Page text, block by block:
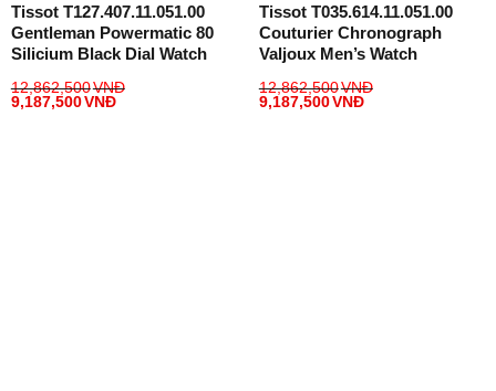
Tissot T127.407.11.051.00
Gentleman Powermatic 80
Silicium Black Dial Watch
12,862,500VNĐ
9,187,500VNĐ
Tissot T035.614.11.051.00
Couturier Chronograph
Valjoux Men’s Watch
12,862,500VNĐ
9,187,500VNĐ